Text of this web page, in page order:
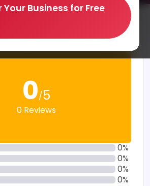
Your Business for Free
0/5
0 Reviews
0%
0%
0%
0%